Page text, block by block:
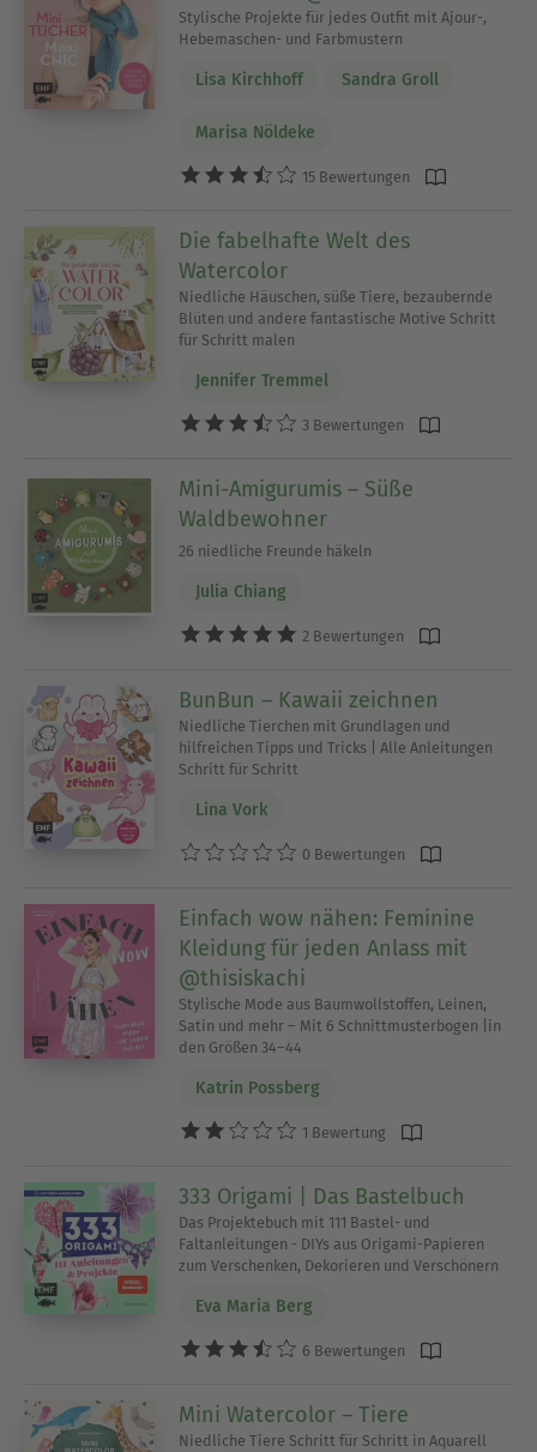
Stylische Projekte für jedes Outfit mit Ajour-,
Hebemaschen- und Farbmustern
Lisa Kirchhoff Sandra Groll
Marisa Nöldeke
15 Bewertungen
Die fabelhafte Welt des
Watercolor
Niedliche Häuschen, süße Tiere, bezaubernde
Blüten und andere fantastische Motive Schritt
für Schritt malen
Jennifer Tremmel
3 Bewertungen
Mini-Amigurumis – Süße
Waldbewohner
26 niedliche Freunde häkeln
Julia Chiang
2 Bewertungen
BunBun – Kawaii zeichnen
Niedliche Tierchen mit Grundlagen und
hilfreichen Tipps und Tricks | Alle Anleitungen
Schritt für Schritt
Lina Vork
0 Bewertungen
Einfach wow nähen: Feminine
Kleidung für jeden Anlass mit
@thisiskachi
Stylische Mode aus Baumwollstoffen, Leinen,
Satin und mehr – Mit 6 Schnittmusterbogen |in
den Größen 34–44
Katrin Possberg
1 Bewertung
333 Origami | Das Bastelbuch
Das Projektebuch mit 111 Bastel- und
Faltanleitungen - DIYs aus Origami-Papieren
zum Verschenken, Dekorieren und Verschönern
Eva Maria Berg
6 Bewertungen
Mini Watercolor – Tiere
Niedliche Tiere Schritt für Schritt in Aquarell